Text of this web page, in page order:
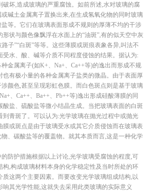
破坏,造成玻璃的严重腐蚀。如前所述,水对玻璃的腐
碱土金属离子置换出来,在生成氢氧化物的同时玻璃
等。它们在玻璃表面形成不规则的厚薄不均的干涉
状与颜色像飘浮在水面上的“油斑”,有的似天空中灰
路子”“白斑”等等。这些薄膜或斑痕表象各异,叫法不
受水、酸、碱等介质不同程度侵蚀的结果。据认为:
金属离子(如K+、Na+、Ca++等)的逸出而形成不规
也有极小量的各种金属离子盐类的微晶。由于表面厚
颜色,甚至呈现彩虹色膜。而白色斑点则是基于玻璃
、Ca++、Ba++、Pb++等)逸出形成硅酸薄膜的同
酸盐、硫酸盐等微小结晶生成。当把玻璃表面的白斑
到青斑了。可以认为:光学玻璃在抛光过程中或抛光
膜或斑点是由于玻璃受水或其它介质侵蚀而在玻璃表
、碳酸盐等的覆盖物。就其本质而言,这是一种化学
防护措施根据以上讨论,光学玻璃受腐蚀的程度,可
构,构成玻璃材料本身的化学稳定性及当时所处的环
质这两个主要因素。而要改变光学玻璃组成结构,以
响其光学性能,这就失去采用此类玻璃的实际意义